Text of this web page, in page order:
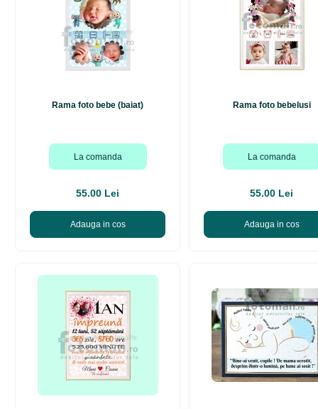
Rama foto bebe (baiat)
La comanda
55.00 Lei
Adauga in cos
Rama foto bebelusi
La comanda
55.00 Lei
Adauga in cos